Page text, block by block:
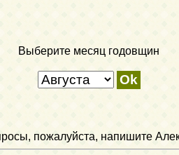
Выберите месяц годовщин
пожалуйста, напишите